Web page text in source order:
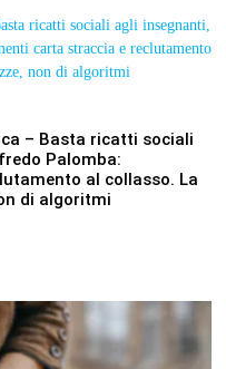
– Basta ricatti sociali
Palomba:
al collasso. La
di algoritmi